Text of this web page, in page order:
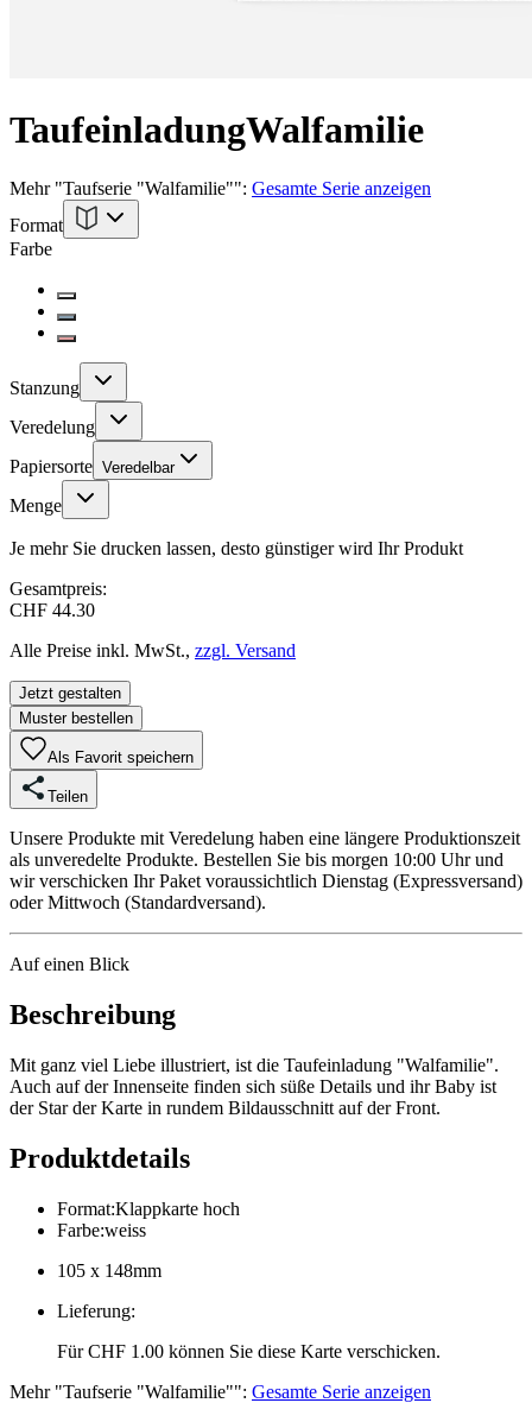
TaufeinladungWalfamilie
Mehr"Taufserie "Walfamilie"": Gesamte Serie anzeigen
Format
Farbe
Stanzung
Veredelung
Papiersorte Veredelbar
Menge
Je mehr Sie drucken lassen, desto günstiger wird Ihr Produkt
Gesamtpreis:
CHF 44.30
Alle Preise inkl. MwSt., zzgl. Versand
Jetzt gestalten
Muster bestellen
Als Favorit speichern
Teilen
Unsere Produkte mit Veredelung haben eine längere Produktionszeit
als unveredelte Produkte. Bestellen Sie bis morgen 10:00 Uhr und
wir verschicken Ihr Paket voraussichtlich Dienstag (Expressversand)
oder Mittwoch (Standardversand).
Auf einen Blick
Beschreibung
Mit ganz viel Liebe illustriert, ist die Taufeinladung "Walfamilie".
Auch auf der Innenseite finden sich süße Details und ihr Baby ist
der Star der Karte in rundem Bildausschnitt auf der Front.
Produktdetails
Format:Klappkarte hoch
Farbe:weiss
105 x 148mm
Lieferung:
Für CHF 1.00 können Sie diese Karte verschicken.
Mehr"Taufserie "Walfamilie"": Gesamte Serie anzeigen